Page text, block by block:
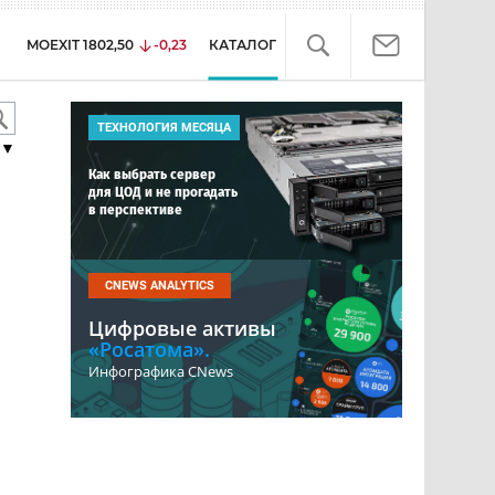
MOEXIT 1802,50 -0,23 КАТАЛОГ
ТЕХНОЛОГИЯ МЕСЯЦА
Как выбрать сервер
для ЦОД и не прогадать
в перспективе
CNEWS ANALYTICS
Цифровые активы
«Росатома».
Инфографика CNews